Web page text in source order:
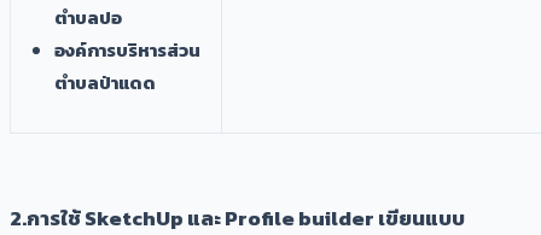
ตำบลปอ
องค์การบริหารส่วน
ตำบลป่าแดด
​2.การใช้ SketchUp และ Profile builder เขียนแบบ